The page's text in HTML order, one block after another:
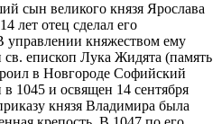
сын великого князя Ярослава
лет отец сделал его
управлении княжеством ему
епископ Лука Жидята (память
в Новгороде Софийский
1045 и освящен 14 сентября
князя Владимира была